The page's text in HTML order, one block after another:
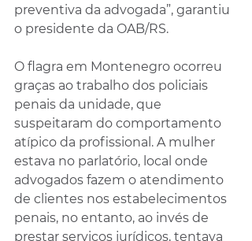
preventiva da advogada”, garantiu
o presidente da OAB/RS.
O flagra em Montenegro ocorreu
graças ao trabalho dos policiais
penais da unidade, que
suspeitaram do comportamento
atípico da profissional. A mulher
estava no parlatório, local onde
advogados fazem o atendimento
de clientes nos estabelecimentos
penais, no entanto, ao invés de
prestar serviços jurídicos, tentava